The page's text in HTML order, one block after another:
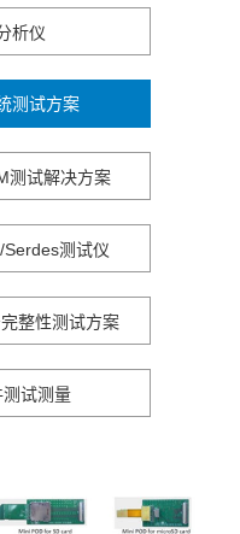
析仪
测试方案
测试解决方案
测试仪
整性测试方案
试测量